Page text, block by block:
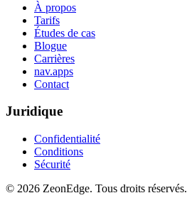
À propos
Tarifs
Études de cas
Blogue
Carrières
nav.apps
Contact
Juridique
Confidentialité
Conditions
Sécurité
© 2026 ZeonEdge. Tous droits réservés.